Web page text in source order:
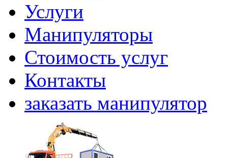
Услуги
Манипуляторы
Стоимость услуг
Контакты
заказать манипулятор